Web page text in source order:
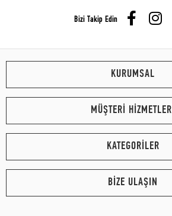
Bizi Takip Edin
KURUMSAL
MÜŞTERİ HİZMETLERİ
KATEGORİLER
BİZE ULAŞIN